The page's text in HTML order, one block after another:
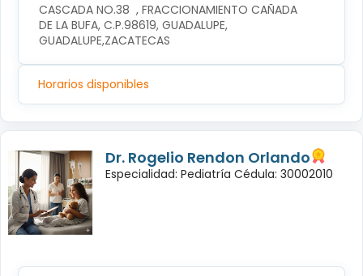
CASCADA NO.38  , FRACCIONAMIENTO CAÑADA
DE LA BUFA, C.P.98619, GUADALUPE,
GUADALUPE,ZACATECAS
Horarios disponibles
Dr. Rogelio Rendon Orlando
Especialidad: Pediatría Cédula: 30002010